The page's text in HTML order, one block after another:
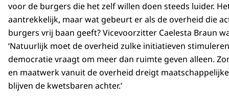
voor de burgers die het zelf willen doen steeds luider.
aantrekkelijk, maar wat gebeurt er als de overheid die
burgers vrij baan geeft? Vicevoorzitter Caelesta Braun
‘Natuurlijk moet de overheid zulke initiatieven
democratie vraagt om meer dan ruimte geven alleen.
en maatwerk vanuit de overheid dreigt
blijven de kwetsbaren achter.’